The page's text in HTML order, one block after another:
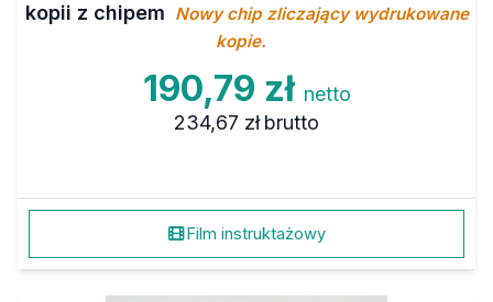
kopii z chipem Nowy chip zliczający wydrukowane
kopie.
190,79 zł netto
234,67 zł brutto
Film instruktażowy